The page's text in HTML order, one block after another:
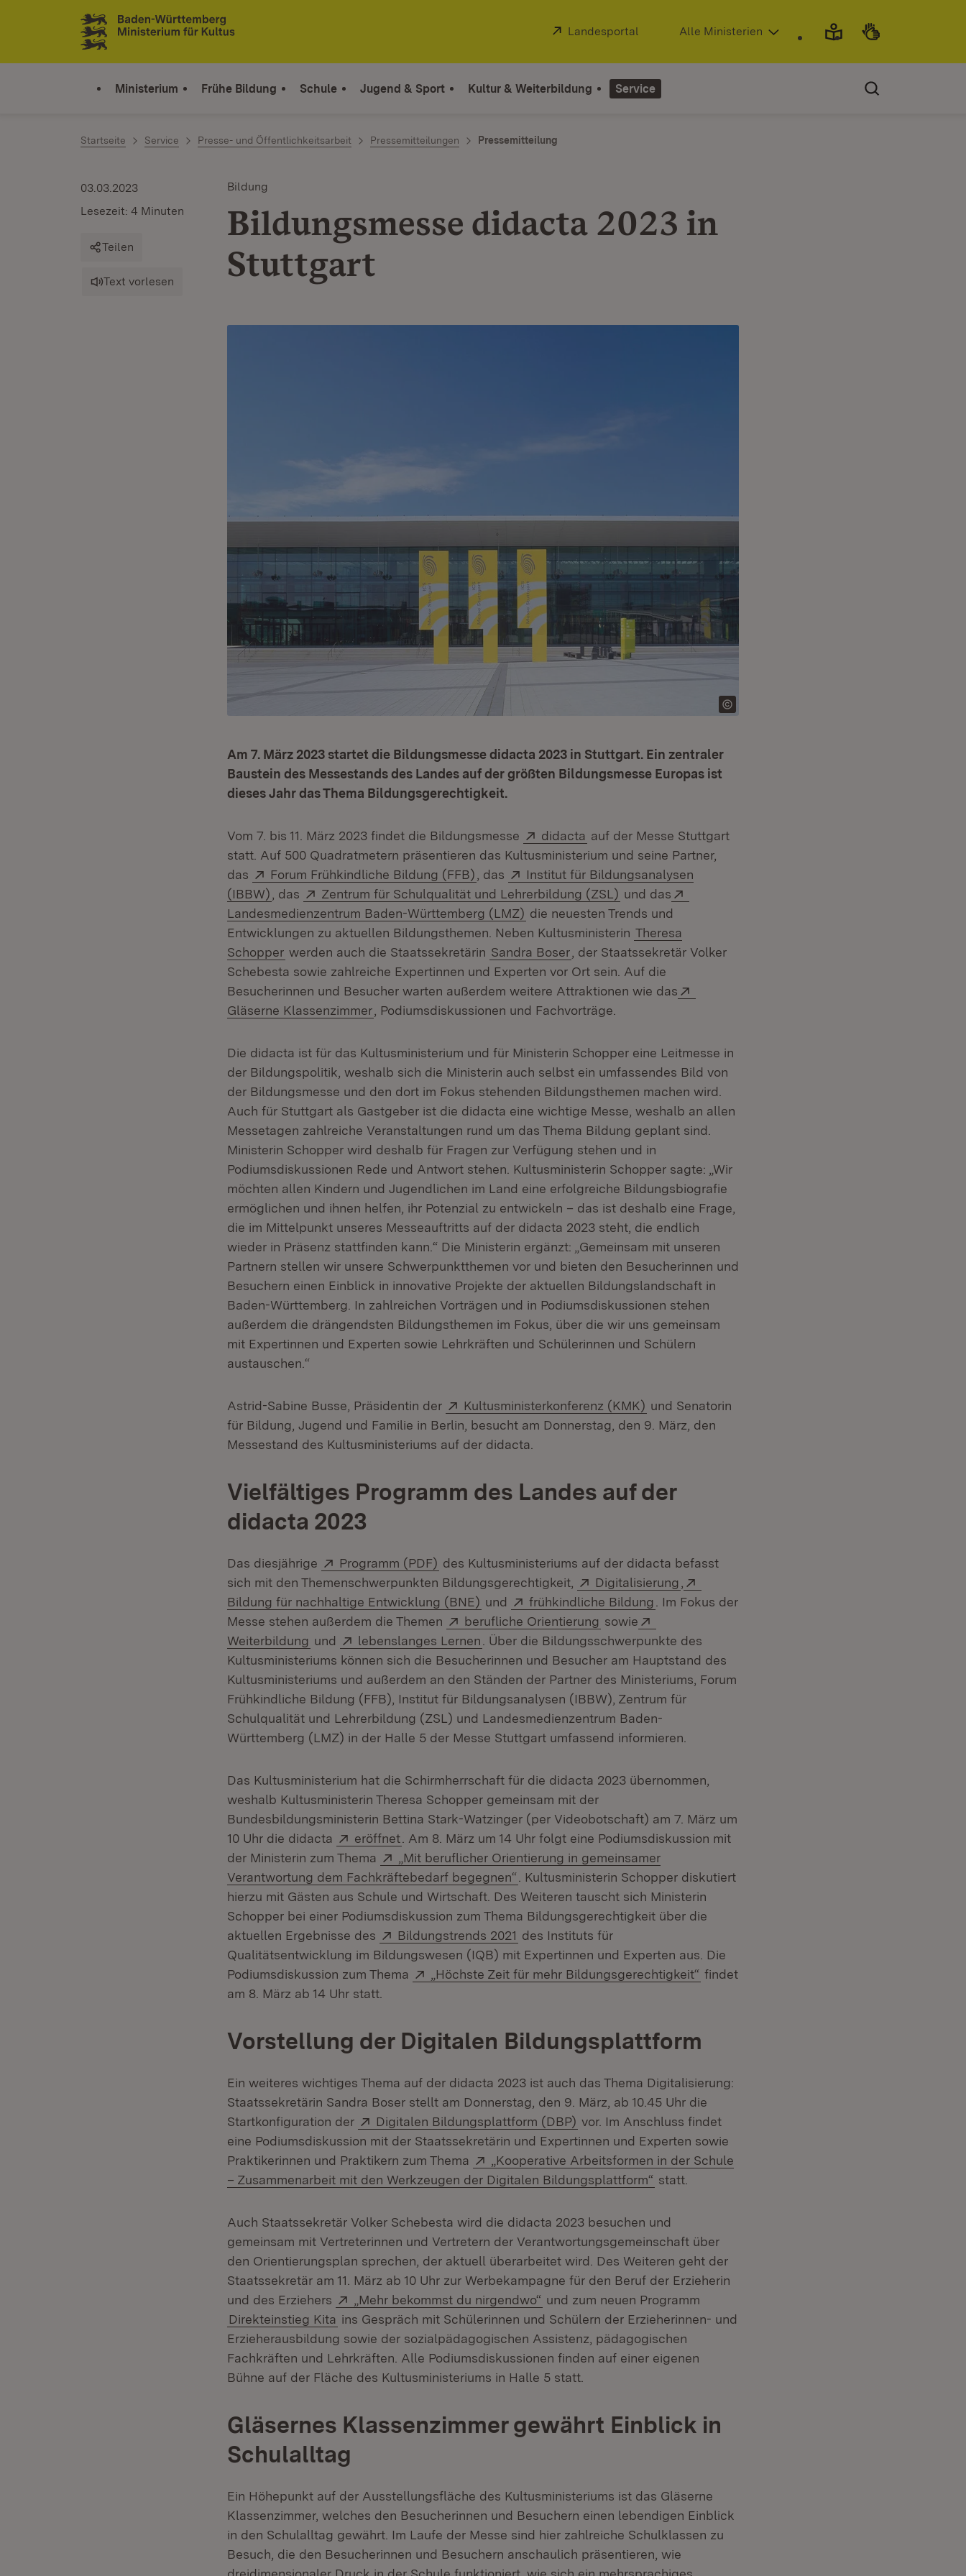
Zum Inhalt springen
Link zur Startseite
Extern:
Landesportal (Öffnet in neuem Fenster)
Alle Ministerien
Ministerium Frühe Bildung Schule Jugend & Sport Kultur & Weiterbildung Service
Startseite Service Presse- und Öffentlichkeitsarbeit Pressemitteilungen Pressemitteilung
Bildung
Bildungsmesse didacta 2023 in
Stuttgart
03.03.2023
Lesezeit: 4 Minuten
Teilen
Text vorlesen
Am 7. März 2023 startet die Bildungsmesse didacta 2023 in Stuttgart. Ein zentraler
Baustein des Messestands des Landes auf der größten Bildungsmesse Europas ist
dieses Jahr das Thema Bildungsgerechtigkeit.
Vom 7. bis 11. März 2023 findet die Bildungsmesse Extern:
didacta (Öffnet in neuem Fenster)
auf der Messe Stuttgart
statt. Auf 500 Quadratmetern präsentieren das Kultusministerium und seine Partner,
das
Extern:
Forum Frühkindliche Bildung (FFB) (Öffnet in neuem Fenster)
, das Extern:
Institut für Bildungsanalysen
(IBBW) (Öffnet in neuem Fenster)
, das Extern:
Zentrum für Schulqualität und Lehrerbildung (ZSL) (Öffnet in neuem Fenster)
und das
Landesmedienzentrum Baden-Württemberg (LMZ) (Öffnet in neuem Fenster)
die neuesten Trends und
Entwicklungen zu aktuellen Bildungsthemen. Neben Kultusministerin Theresa
Schopper werden auch die Staatssekretärin Sandra Boser , der Staatssekretär Volker
Schebesta sowie zahlreiche Expertinnen und Experten vor Ort sein. Auf die
Besucherinnen und Besucher warten außerdem weitere Attraktionen wie das
Gläserne Klassenzimmer (Öffnet in neuem Fenster)
, Podiumsdiskussionen und Fachvorträge.
Die didacta ist für das Kultusministerium und für Ministerin Schopper eine Leitmesse in
der Bildungspolitik, weshalb sich die Ministerin auch selbst ein umfassendes Bild von
der Bildungsmesse und den dort im Fokus stehenden Bildungsthemen machen wird.
Auch für Stuttgart als Gastgeber ist die didacta eine wichtige Messe, weshalb an allen
Messetagen zahlreiche Veranstaltungen rund um das Thema Bildung geplant sind.
Ministerin Schopper wird deshalb für Fragen zur Verfügung stehen und in
Podiumsdiskussionen Rede und Antwort stehen. Kultusministerin Schopper sagte: „Wir
möchten allen Kindern und Jugendlichen im Land eine erfolgreiche Bildungsbiografie
ermöglichen und ihnen helfen, ihr Potenzial zu entwickeln – das ist deshalb eine Frage,
die im Mittelpunkt unseres Messeauftritts auf der didacta 2023 steht, die endlich
wieder in Präsenz stattfinden kann.“ Die Ministerin ergänzt: „Gemeinsam mit unseren
Partnern stellen wir unsere Schwerpunktthemen vor und bieten den Besucherinnen und
Besuchern einen Einblick in innovative Projekte der aktuellen Bildungslandschaft in
Baden-Württemberg. In zahlreichen Vorträgen und in Podiumsdiskussionen stehen
außerdem die drängendsten Bildungsthemen im Fokus, über die wir uns gemeinsam
mit Expertinnen und Experten sowie Lehrkräften und Schülerinnen und Schülern
austauschen.“
Astrid-Sabine Busse, Präsidentin der Extern:
Kultusministerkonferenz (KMK) (Öffnet in neuem Fenster)
und Senatorin
für Bildung, Jugend und Familie in Berlin, besucht am Donnerstag, den 9. März, den
Messestand des Kultusministeriums auf der didacta.
Vielfältiges Programm des Landes auf der
didacta 2023
Das diesjährige Extern:
Programm (PDF) (Öffnet in neuem Fenster)
des Kultusministeriums auf der didacta befasst
sich mit den Themenschwerpunkten Bildungsgerechtigkeit,
Extern:
Digitalisierung (Öffnet in neuem Fenster)
Bildung für nachhaltige Entwicklung (BNE) (Öffnet in neuem Fenster)
und Extern:
frühkindliche Bildung (Öffnet in neuem Fenster)
. Im Fokus der
Messe stehen außerdem die Themen
Extern:
berufliche Orientierung (Öffnet in neuem Fenster)
sowie
Weiterbildung (Öffnet in neuem Fenster)
und Extern:
lebenslanges Lernen (Öffnet in neuem Fenster)
. Über die Bildungsschwerpunkte des
Kultusministeriums können sich die Besucherinnen und Besucher am Hauptstand des
Kultusministeriums und außerdem an den Ständen der Partner des Ministeriums, Forum
Frühkindliche Bildung (FFB), Institut für Bildungsanalysen (IBBW), Zentrum für
Schulqualität und Lehrerbildung (ZSL) und Landesmedienzentrum Baden-
Württemberg (LMZ) in der Halle 5 der Messe Stuttgart umfassend informieren.
Das Kultusministerium hat die Schirmherrschaft für die didacta 2023 übernommen,
weshalb Kultusministerin Theresa Schopper gemeinsam mit der
Bundesbildungsministerin Bettina Stark-Watzinger (per Videobotschaft) am 7. März um
10 Uhr die didacta
Extern:
eröffnet (Öffnet in neuem Fenster)
. Am 8. März um 14 Uhr folgt eine Podiumsdiskussion mit
der Ministerin zum Thema
Extern:
„Mit beruflicher Orientierung in gemeinsamer
Verantwortung dem Fachkräftebedarf begegnen“ (Öffnet in neuem Fenster)
. Kultusministerin Schopper diskutiert
hierzu mit Gästen aus Schule und Wirtschaft. Des Weiteren tauscht sich Ministerin
Schopper bei einer Podiumsdiskussion zum Thema Bildungsgerechtigkeit über die
aktuellen Ergebnisse des
Extern:
Bildungstrends 2021 (Öffnet in neuem Fenster)
des Instituts für
Qualitätsentwicklung im Bildungswesen (IQB) mit Expertinnen und Experten aus. Die
Podiumsdiskussion zum Thema
Extern:
„Höchste Zeit für mehr Bildungsgerechtigkeit“ (Öffnet in neuem Fenster)
findet
am 8. März ab 14 Uhr statt.
Vorstellung der Digitalen Bildungsplattform
Ein weiteres wichtiges Thema auf der didacta 2023 ist auch das Thema Digitalisierung:
Staatssekretärin Sandra Boser stellt am Donnerstag, den 9. März, ab 10.45 Uhr die
Startkonfiguration der
Extern:
Digitalen Bildungsplattform (DBP) (Öffnet in neuem Fenster)
vor. Im Anschluss findet
eine Podiumsdiskussion mit der Staatssekretärin und Expertinnen und Experten sowie
Praktikerinnen und Praktikern zum Thema
Extern:
„Kooperative Arbeitsformen in der Schule
– Zusammenarbeit mit den Werkzeugen der Digitalen Bildungsplattform“ (Öffnet in neuem Fenster)
statt.
Auch Staatssekretär Volker Schebesta wird die didacta 2023 besuchen und
gemeinsam mit Vertreterinnen und Vertretern der Verantwortungsgemeinschaft über
den Orientierungsplan sprechen, der aktuell überarbeitet wird. Des Weiteren geht der
Staatssekretär am 11. März ab 10 Uhr zur Werbekampagne für den Beruf der Erzieherin
und des Erziehers
Extern:
„Mehr bekommst du nirgendwo“ (Öffnet in neuem Fenster)
und zum neuen Programm
Direkteinstieg Kita ins Gespräch mit Schülerinnen und Schülern der Erzieherinnen- und
Erzieherausbildung sowie der sozialpädagogischen Assistenz, pädagogischen
Fachkräften und Lehrkräften. Alle Podiumsdiskussionen finden auf einer eigenen
Bühne auf der Fläche des Kultusministeriums in Halle 5 statt.
Gläsernes Klassenzimmer gewährt Einblick in
Schulalltag
Ein Höhepunkt auf der Ausstellungsfläche des Kultusministeriums ist das Gläserne
Klassenzimmer, welches den Besucherinnen und Besuchern einen lebendigen Einblick
in den Schulalltag gewährt. Im Laufe der Messe sind hier zahlreiche Schulklassen zu
Besuch, die den Besucherinnen und Besuchern anschaulich präsentieren, wie